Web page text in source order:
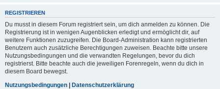
REGISTRIEREN
Du musst in diesem Forum registriert sein, um dich anmelden zu können. Die
Registrierung ist in wenigen Augenblicken erledigt und ermöglicht dir, auf
weitere Funktionen zuzugreifen. Die Board-Administration kann registrierten
Benutzern auch zusätzliche Berechtigungen zuweisen. Beachte bitte unsere
Nutzungsbedingungen und die verwandten Regelungen, bevor du dich
registrierst. Bitte beachte auch die jeweiligen Forenregeln, wenn du dich in
diesem Board bewegst.
Nutzungsbedingungen | Datenschutzerklärung